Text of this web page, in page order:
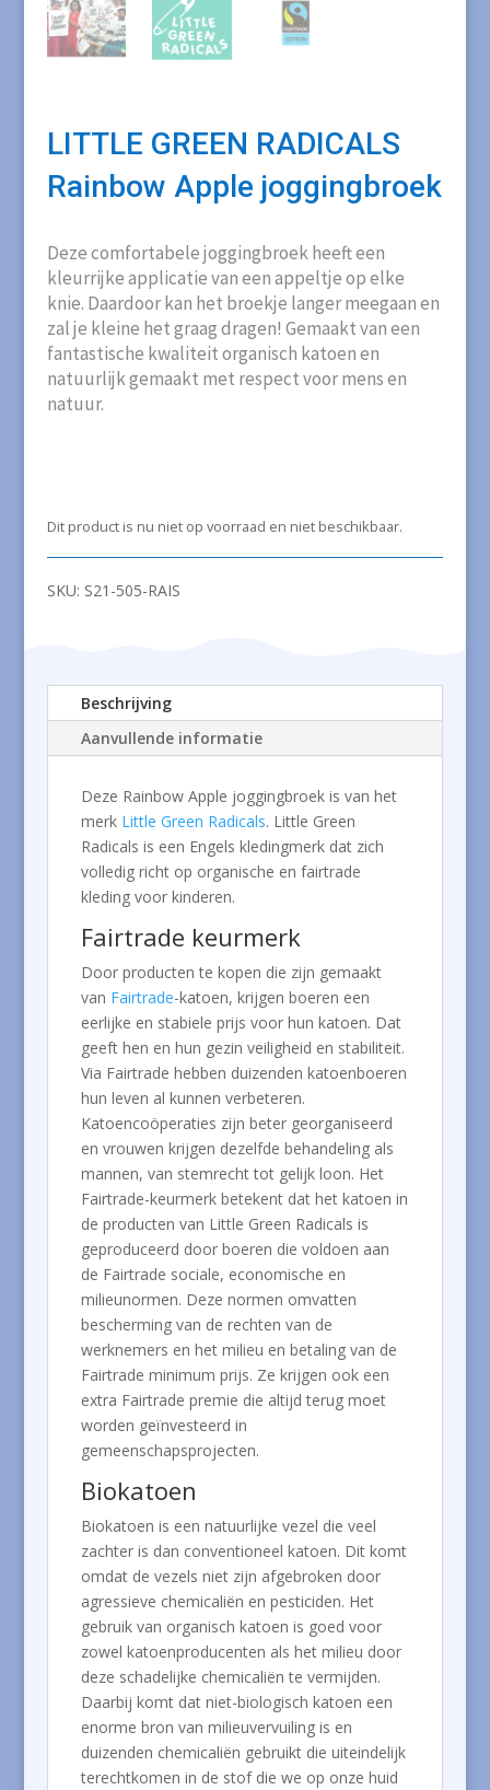
LITTLE GREEN RADICALS
Rainbow Apple joggingbroek
Deze comfortabele joggingbroek heeft een
kleurrijke applicatie van een appeltje op elke
knie. Daardoor kan het broekje langer meegaan en
zal je kleine het graag dragen! Gemaakt van een
fantastische kwaliteit organisch katoen en
natuurlijk gemaakt met respect voor mens en
natuur.
Dit product is nu niet op voorraad en niet beschikbaar.
SKU: S21-505-RAIS
Beschrijving
Aanvullende informatie
Deze Rainbow Apple joggingbroek is van het
merk Little Green Radicals. Little Green
Radicals is een Engels kledingmerk dat zich
volledig richt op organische en fairtrade
kleding voor kinderen.
Fairtrade keurmerk
Door producten te kopen die zijn gemaakt
van Fairtrade-katoen, krijgen boeren een
eerlijke en stabiele prijs voor hun katoen. Dat
geeft hen en hun gezin veiligheid en stabiliteit.
Via Fairtrade hebben duizenden katoenboeren
hun leven al kunnen verbeteren.
Katoencoöperaties zijn beter georganiseerd
en vrouwen krijgen dezelfde behandeling als
mannen, van stemrecht tot gelijk loon. Het
Fairtrade-keurmerk betekent dat het katoen in
de producten van Little Green Radicals is
geproduceerd door boeren die voldoen aan
de Fairtrade sociale, economische en
milieunormen. Deze normen omvatten
bescherming van de rechten van de
werknemers en het milieu en betaling van de
Fairtrade minimum prijs. Ze krijgen ook een
extra Fairtrade premie die altijd terug moet
worden geïnvesteerd in
gemeenschapsprojecten.
Biokatoen
Biokatoen is een natuurlijke vezel die veel
zachter is dan conventioneel katoen. Dit komt
omdat de vezels niet zijn afgebroken door
agressieve chemicaliën en pesticiden. Het
gebruik van organisch katoen is goed voor
zowel katoenproducenten als het milieu door
deze schadelijke chemicaliën te vermijden.
Daarbij komt dat niet-biologisch katoen een
enorme bron van milieuvervuiling is en
duizenden chemicaliën gebruikt die uiteindelijk
terechtkomen in de stof die we op onze huid